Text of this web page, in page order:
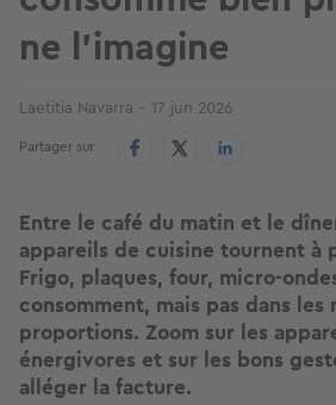
ne l'imagine
Laetitia Navarra 17 jun 2026
Partager sur
Entre le café du matin et le
appareils de cuisine tournent à
Frigo, plaques, four, micro-
consomment, mais pas dans les
proportions. Zoom sur les
énergivores et sur les bons
alléger la facture.